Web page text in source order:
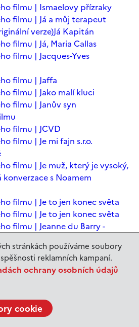
stránkách používáme soubory
reklamních kampaní.
ochrany osobních údajů
cookie
filmu | Ismaelovy přízraky
filmu | Já a můj terapeut
verze)Já Kapitán
filmu | Já, Maria Callas
filmu | Jacques-Yves
filmu | Jaffa
filmu | Jako malí kluci
filmu | Janův syn
filmu | JCVD
filmu | Je mi fajn s.r.o.
filmu | Je muž, který je vysoký,
s Noamem
filmu | Je to jen konec světa
filmu | Je to jen konec světa
filmu | Jeanne du Barry -
milenka
není povinen
zabásnou
a ti, co prochází
nehoda